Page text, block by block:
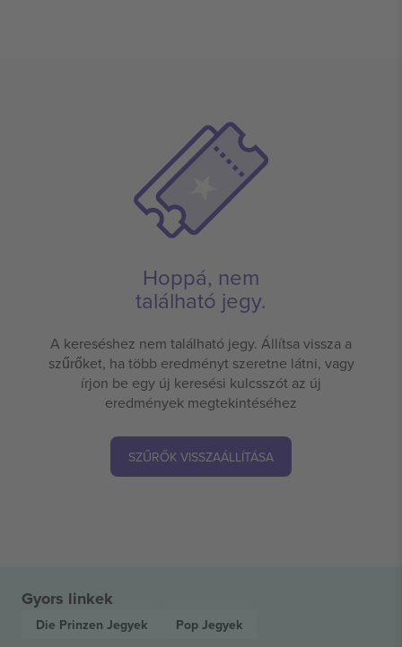
Hoppá, nem
található jegy.
A kereséshez nem található jegy. Állítsa vissza a
szűrőket, ha több eredményt szeretne látni, vagy
írjon be egy új keresési kulcsszót az új
eredmények megtekintéséhez
SZŰRŐK VISSZAÁLLÍTÁSA
Gyors linkek
Die Prinzen Jegyek Pop Jegyek